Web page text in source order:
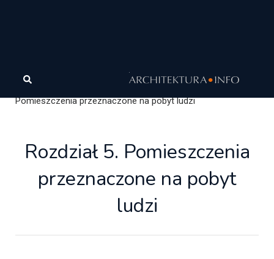
Warunki techniczne (budynki)
Dział III. Budynki i pomieszczenia
Rozdział 5.
Pomieszczenia przeznaczone na pobyt ludzi
Rozdział 5. Pomieszczenia
przeznaczone na pobyt
ludzi